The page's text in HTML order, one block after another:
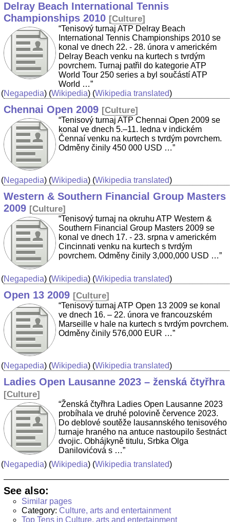
Delray Beach International Tennis
Championships 2010 [Culture]
“Tenisový turnaj ATP Delray Beach
International Tennis Championships 2010 se
konal ve dnech 22. - 28. února v americkém
Delray Beach venku na kurtech s tvrdým
povrchem. Turnaj patřil do kategorie ATP
World Tour 250 series a byl součástí ATP
World …”
(Negapedia) (Wikipedia) (Wikipedia translated)
Chennai Open 2009 [Culture]
“Tenisový turnaj ATP Chennai Open 2009 se
konal ve dnech 5.–11. ledna v indickém
Čennaí venku na kurtech s tvrdým povrchem.
Odměny činily 450 000 USD …”
(Negapedia) (Wikipedia) (Wikipedia translated)
Western & Southern Financial Group Masters
2009 [Culture]
“Tenisový turnaj na okruhu ATP Western &
Southern Financial Group Masters 2009 se
konal ve dnech 17. - 23. srpna v americkém
Cincinnati venku na kurtech s tvrdým
povrchem. Odměny činily 3,000,000 USD …”
(Negapedia) (Wikipedia) (Wikipedia translated)
Open 13 2009 [Culture]
“Tenisový turnaj ATP Open 13 2009 se konal
ve dnech 16. – 22. února ve francouzském
Marseille v hale na kurtech s tvrdým povrchem.
Odměny činily 576,000 EUR …”
(Negapedia) (Wikipedia) (Wikipedia translated)
Ladies Open Lausanne 2023 – ženská čtyřhra
[Culture]
“Ženská čtyřhra Ladies Open Lausanne 2023
probíhala ve druhé polovině července 2023.
Do deblové soutěže lausannského tenisového
turnaje hraného na antuce nastoupilo šestnáct
dvojic. Obhájkyně titulu, Srbka Olga
Danilovićová s …”
(Negapedia) (Wikipedia) (Wikipedia translated)
See also:
Similar pages
Category: Culture, arts and entertainment
Top Tens in Culture, arts and entertainment